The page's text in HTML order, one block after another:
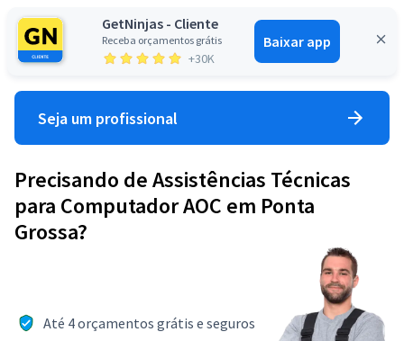
GetNinjas - Cliente
Receba orçamentos grátis
+30K
Baixar app
Entrar
Seja um profissional
Precisando de Assistências Técnicas
para Computador AOC em Ponta
Grossa?
Até 4 orçamentos grátis e seguros